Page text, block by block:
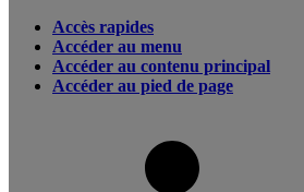
Accès rapides
Accéder au menu
Accéder au contenu principal
Accéder au pied de page